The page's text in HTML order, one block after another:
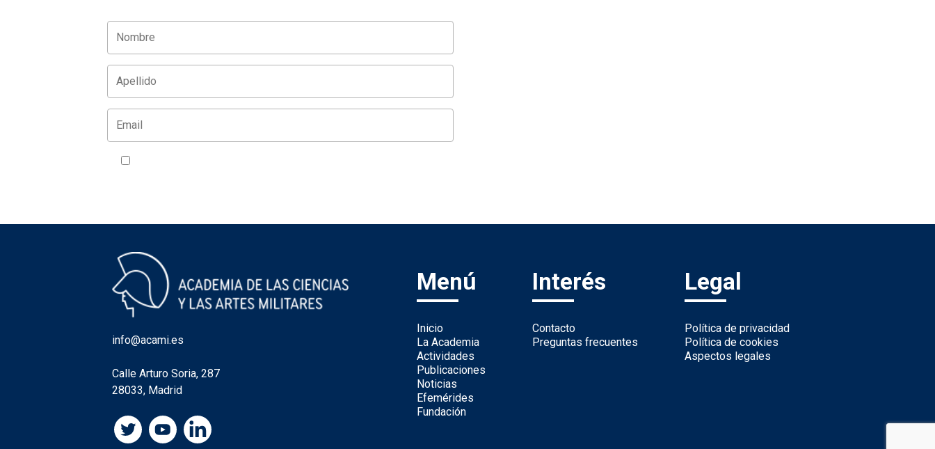
info@acami.es
Calle Arturo Soria, 287
28033, Madrid
Menú
Inicio
La Academia
Actividades
Publicaciones
Noticias
Efemérides
Fundación
Interés
Contacto
Preguntas frecuentes
Legal
Política de privacidad
Política de cookies
Aspectos legales